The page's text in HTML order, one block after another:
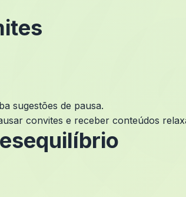
sugestões de pausa.
convites e receber conteúdos